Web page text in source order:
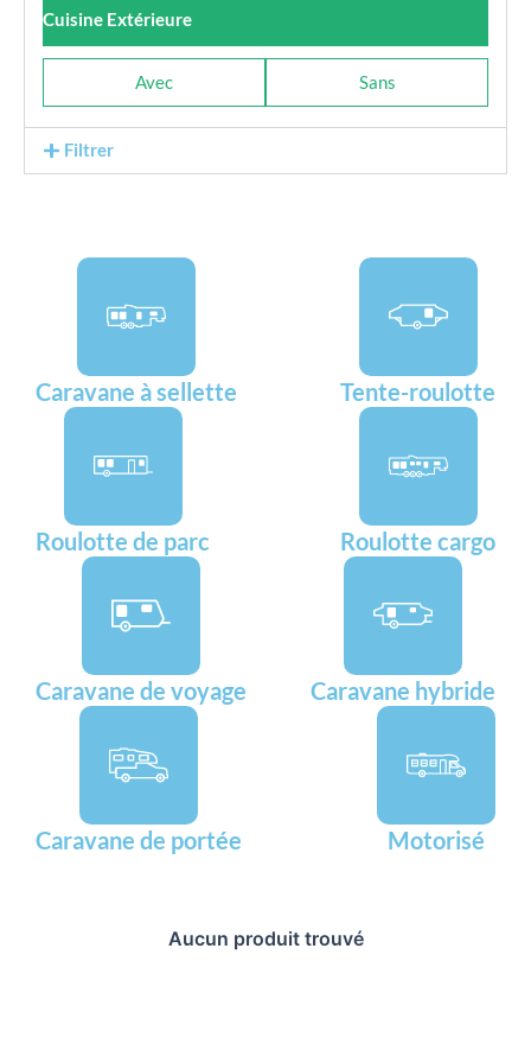
Cuisine Extérieure
Avec Sans
Filtrer
Caravane à sellette Tente-roulotte
Roulotte de parc Roulotte cargo
Caravane de voyage Caravane hybride
Caravane de portée Motorisé
Aucun produit trouvé